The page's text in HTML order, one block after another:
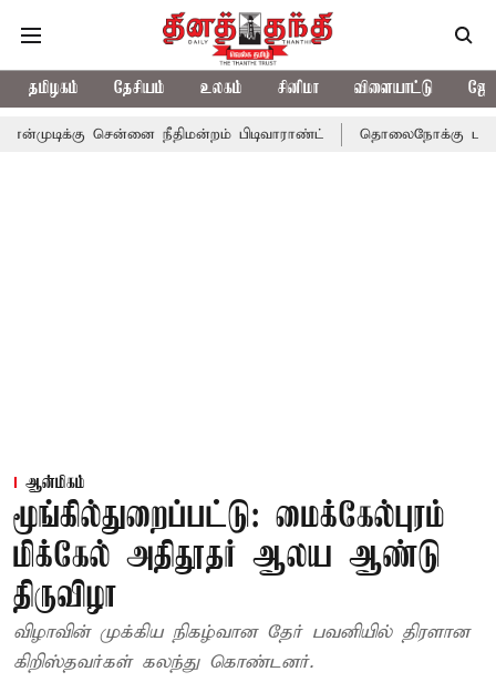
தமிழகம் தேசியம் உலகம் சினிமா விளையாட்டு
நீதிமன்றம் பிடிவாராண்ட் தொலைநோக்கு பார்வையுடன்
ஆன்மிகம்
மூங்கில்துறைப்பட்டு: மைக்கேல்புரம்
மிக்கேல் அதிதூதர் ஆலய ஆண்டு
திருவிழா
விழாவின் முக்கிய நிகழ்வான தேர் பவனியில் திரளான
கிறிஸ்தவர்கள் கலந்து கொண்டனர்.